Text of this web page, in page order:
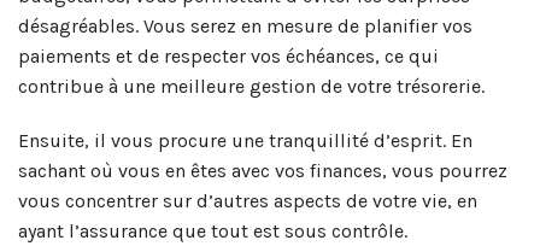
désagréables. Vous serez en mesure de planifier vos
paiements et de respecter vos échéances, ce qui
contribue à une meilleure gestion de votre trésorerie.
Ensuite, il vous procure une tranquillité d’esprit. En
sachant où vous en êtes avec vos finances, vous pourrez
vous concentrer sur d’autres aspects de votre vie, en
ayant l’assurance que tout est sous contrôle.